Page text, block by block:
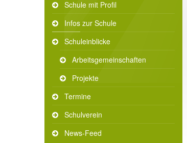
Schule mit Profil
Infos zur Schule
Schuleinblicke
Arbeitsgemeinschaften
Projekte
Termine
Schulverein
News-Feed